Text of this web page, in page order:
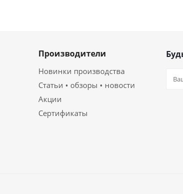
Производители
Новинки производства
Статьи • обзоры • новости
Акции
Сертификаты